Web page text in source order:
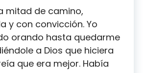
mitad de camino,
y con convicción. Yo
orando hasta quedarme
a Dios que hiciera
que era mejor. Había